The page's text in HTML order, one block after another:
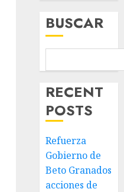
BUSCAR
RECENT
POSTS
Refuerza
Gobierno de
Beto Granados
acciones de